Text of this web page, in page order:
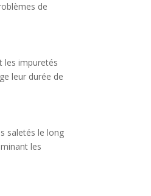
de
les impuretés
leur durée de
saletés le long
les